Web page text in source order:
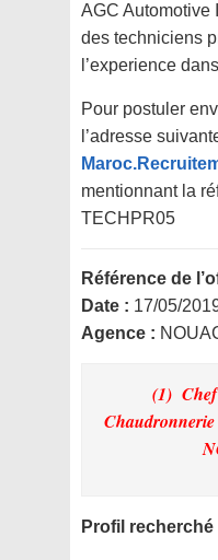
AGC Automotive
des techniciens
l’experience
Pour postuler
l’adresse
mentionnant la
TECHPR05
Référence de
Date : 17/05/
Agence :
(1) Chef
Profil recherché